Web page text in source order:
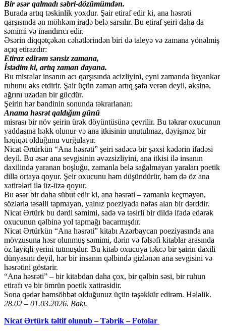
Bir əsər qalmadı səbri-dözümümdən.
Burada artıq təskinlik yoxdur. Şair etiraf edir ki, ana həsrəti
qarşısında ən möhkəm iradə belə sarsılır. Bu etiraf şeiri daha da
səmimi və inandırıcı edir.
Əsərin diqqətçəkən cəhətlərindən biri də taleyə və zamana yönəlmiş
açıq etirazdır:
Etiraz edirəm sənsiz zamana,
İstədim ki, artıq zaman dayana.
Bu misralar insanın acı qarşısında acizliyini, eyni zamanda üsyankar
ruhunu əks etdirir. Şair üçün zaman artıq şəfa verən deyil, əksinə,
ağrını uzadan bir gücdür.
Şeirin hər bəndinin sonunda təkrarlanan:
Anama həsrət qaldığım günü
misrası bir növ şeirin ürək döyüntüsünə çevrilir. Bu təkrar oxucunun
yaddaşına həkk olunur və ana itkisinin unutulmaz, dəyişməz bir
həqiqət olduğunu vurğulayır.
Nicat Ərtürkün “Ana həsrəti” şeiri sadəcə bir şəxsi kədərin ifadəsi
deyil. Bu əsər ana sevgisinin əvəzsizliyini, ana itkisi ilə insanın
daxilində yaranan boşluğu, zamanla belə sağalmayan yaraları poetik
dillə ortaya qoyur. Şeir oxucunu həm düşündürür, həm də öz ana
xatirələri ilə üz-üzə qoyur.
Bu əsər bir daha sübut edir ki, ana həsrəti – zamanla keçməyən,
sözlərlə təsəlli tapmayan, yalnız poeziyada nəfəs alan bir dərddir.
Nicat Ərtürk bu dərdi səmimi, sadə və təsirli bir dildə ifadə edərək
oxucunun qəlbinə yol tapmağı bacarmışdır.
Nicat Ərtürkün “Ana həsrəti” kitabı Azərbaycan poeziyasında ana
mövzusuna həsr olunmuş səmimi, dərin və fəlsəfi kitablar arasında
öz layiqli yerini tutmuşdur. Bu kitab oxucuya təkcə bir şairin daxili
dünyasını deyil, hər bir insanın qəlbində gizlənən ana sevgisini və
həsrətini göstərir.
“Ana həsrəti” – bir kitabdan daha çox, bir qəlbin səsi, bir ruhun
etirafı və bir ömrün poetik xatirəsidir.
Sona qədər həmsöhbət olduğunuz üçün təşəkkür edirəm. Hələlik.
28.02 – 01.03.2026. Bakı.
Nicat Ərtürk təltif olunub – Təbrik – Fotolar